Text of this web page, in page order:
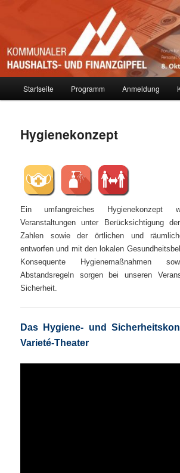
springenKommunaler
Startseite Programm Anmeldung
Hygienekonzept
Ein umfangreiches
Veranstaltungen unter Berücksichtigung
Zahlen sowie der örtlichen und
entworfen und mit den lokalen
Konsequente Hygienemaßnahmen
Abstandsregeln sorgen bei unseren
Sicherheit.
Das Hygiene- und
Varieté-Theater